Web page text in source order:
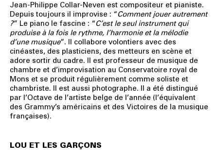
Jean-Philippe Collar-Neven est compositeur et pianiste.
Depuis toujours il improvise : “Comment jouer autrement
?” Le piano le fascine : “C’est le seul instrument qui
produise à la fois le rythme, l’harmonie et la mélodie
d’une musique”. Il collabore volontiers avec des
cinéastes, des plasticiens, des metteurs en scène et
adore sortir du cadre. Il est professeur de musique de
chambre et d’improvisation au Conservatoire royal de
Mons et se produit régulièrement comme soliste et
chambriste. Il est aussi photographe. Il a été distingué
par l’Octave de l’artiste belge de l’année (l’équivalent
des Grammy’s américains et des Victoires de la musique
françaises).
LOU ET LES GARÇONS